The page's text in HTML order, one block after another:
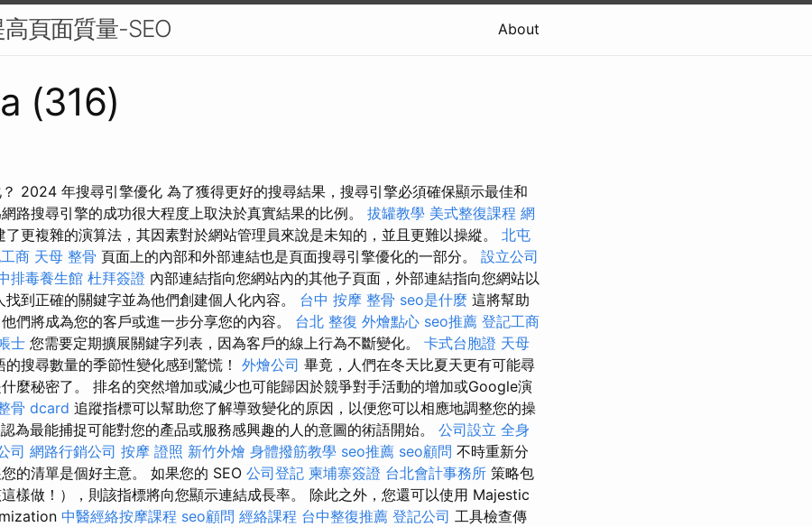
頁面質量-SEO About
(316)
2024 年搜尋引擎優化 為了獲得更好的搜尋結果，搜尋引擎必須確保顯示最佳和
路搜尋引擎的成功很大程度上取決於真實結果的比例。 拔罐教學 美式整復課程 網
了更複雜的演算法，其因素對於網站管理員來說是未知的，並且更難以操縱。 北屯
商 天母 整骨 頁面上的內部和外部連結也是頁面搜尋引擎優化的一部分。 設立公司
排毒養生館 杜拜簽證 內部連結指向您網站內的其他子頁面，外部連結指向您網站以
到正確的關鍵字並為他們創建個人化內容。 台中 按摩 整骨 seo是什麼 這將幫助
們將成為您的客戶或進一步分享您的內容。 台北 整復 外燴點心 seo推薦 登記工商
士 您需要定期擴展關鍵字列表，因為客戶的線上行為不斷變化。 卡式台胞證 天母
搜尋數量的季節性變化感到驚慌！ 外燴公司 畢竟，人們在冬天比夏天更有可能尋
麼秘密了。 排名的突然增加或減少也可能歸因於競爭對手活動的增加或Google演
骨 dcard 追蹤指標可以幫助您了解導致變化的原因，以便您可以相應地調整您的操
為最能捕捉可能對您的產品或服務感興趣的人的意圖的術語開始。 公司設立 全身
司 網路行銷公司 按摩 證照 新竹外燴 身體撥筋教學 seo推薦 seo顧問 不時重新分
的清單是個好主意。 如果您的 SEO 公司登記 柬埔寨簽證 台北會計事務所 策略包
樣做！），則該指標將向您顯示連結成長率。 除此之外，您還可以使用 Majestic
中醫經絡按摩課程 seo顧問 經絡課程 台中整復推薦 登記公司 工具檢查傳